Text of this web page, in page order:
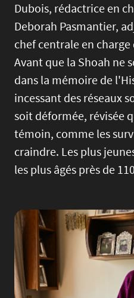
Dubois, rédactrice en
Deborah Pasmantier,
chef centrale en
Avant que la Shoah ne
dans la mémoire de
incessant des réseaux
soit déformée, révisée
témoin, comme les
craindre. Les plus
les plus âgés près de
Image